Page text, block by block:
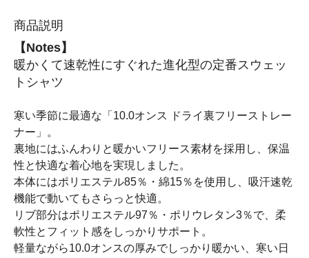
商品説明
【Notes】
暖かくて速乾性にすぐれた進化型の定番スウェッ
トシャツ
寒い季節に最適な「10.0オンス ドライ裏フリーストレー
ナー」。
裏地にはふんわりと暖かいフリース素材を採用し、保温
性と快適な着心地を実現しました。
本体にはポリエステル85％・綿15％を使用し、吸汗速乾
機能で動いてもさらっと快適。
リブ部分はポリエステル97％・ポリウレタン3％で、柔
軟性とフィット感をしっかりサポート。
軽量ながら10.0オンスの厚みでしっかり暖かい、寒い日